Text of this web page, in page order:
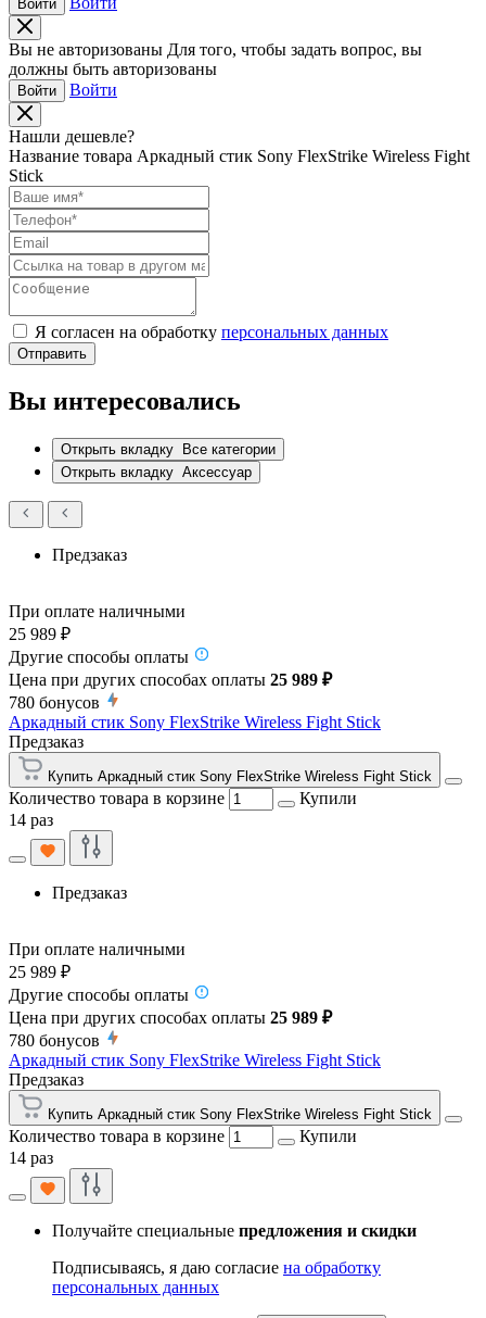
Войти
Вы не авторизованы Для того, чтобы задать вопрос, вы
должны быть авторизованы
Войти Войти
Нашли дешевле?
Название товара Аркадный стик Sony FlexStrike Wireless Fight
Stick
Я согласен на обработку персональных данных
Отправить
Вы интересовались
Открыть вкладку
Все категории
Открыть вкладку Аксессуар
Предзаказ
При оплате наличными
25 989 ₽
Другие способы оплаты
Цена при других способах оплаты 25 989 ₽
780 бонусов
Аркадный стик Sony FlexStrike Wireless Fight Stick
Предзаказ
Купить Аркадный стик Sony FlexStrike Wireless Fight Stick
Количество товара в корзине
Купили
14 раз
Предзаказ
При оплате наличными
25 989 ₽
Другие способы оплаты
Цена при других способах оплаты 25 989 ₽
780 бонусов
Аркадный стик Sony FlexStrike Wireless Fight Stick
Предзаказ
Купить Аркадный стик Sony FlexStrike Wireless Fight Stick
Количество товара в корзине
Купили
14 раз
Получайте специальные предложения и скидки
Подписываясь, я даю согласие на обработку
персональных данных